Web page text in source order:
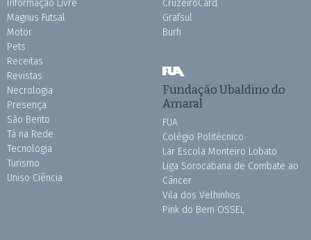
Informação Livre
Magnus Futsal
Motor
Pets
Receitas
Revistas
Necrologia
Presença
São Bento
Tá na Rede
Tecnologia
Turismo
Uniso Ciência
CruzeiroCard
Grafsul
Burh
Fundação Ubaldino do
Amaral
FUA
Colégio Politécnico
Lar Escola Monteiro Lobato
Liga Sorocabana de Combate ao
Câncer
Vila dos Velhinhos
Pink do Bem OSSEL